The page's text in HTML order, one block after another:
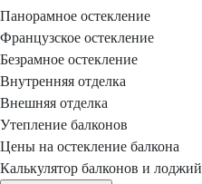
Панорамное остекление
Французское остекление
Безрамное остекление
Внутренняя отделка
Внешняя отделка
Утепление балконов
Цены на остекление балкона
Калькулятор балконов и лоджий